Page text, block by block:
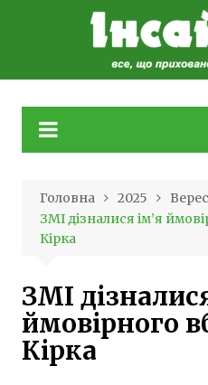
Головна 2025
ЗМІ дізналися ім’я
Кірка
ЗМІ
ймовірного
Кірка